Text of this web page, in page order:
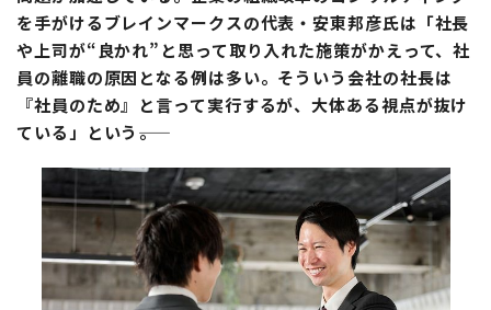
を手がけるブレインマークスの代表・安東邦彦氏は「社長
や上司が“良かれ”と思って取り入れた施策がかえって、社
員の離職の原因となる例は多い。そういう会社の社長は
『社員のため』と言って実行するが、大体ある視点が抜け
ている」という――。